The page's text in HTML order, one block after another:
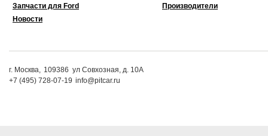
Запчасти для Ford
Новости
Производители
г. Москва, 109386 ул Совхозная, д. 10А
+7 (495) 728-07-19 info@pitcar.ru